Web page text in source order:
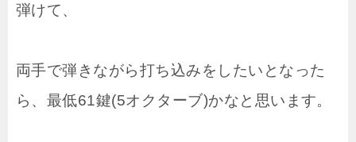
弾けて、
両手で弾きながら打ち込みをしたいとなった
ら、最低61鍵(5オクターブ)かなと思います。